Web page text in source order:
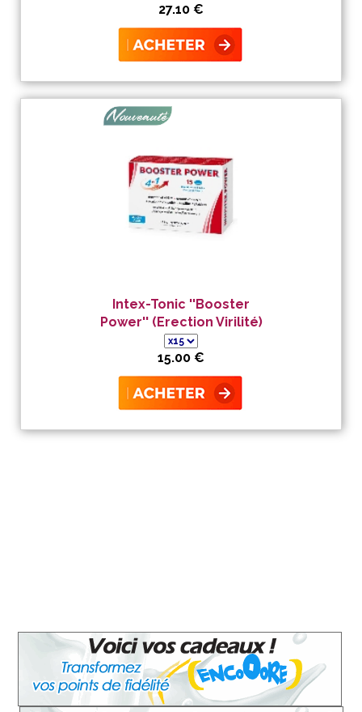
27.10 €
Intex-Tonic ''Booster
Power'' (Erection Virilité)
15.00 €